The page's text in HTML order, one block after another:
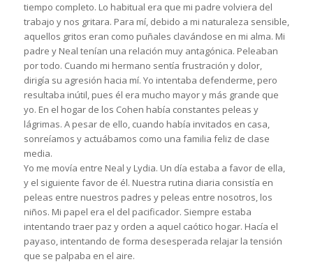
tiempo completo. Lo habitual era que mi padre volviera del
trabajo y nos gritara. Para mí, debido a mi naturaleza sensible,
aquellos gritos eran como puñales clavándose en mi alma. Mi
padre y Neal tenían una relación muy antagónica. Peleaban
por todo. Cuando mi hermano sentía frustración y dolor,
dirigía su agresión hacia mí. Yo intentaba defenderme, pero
resultaba inútil, pues él era mucho mayor y más grande que
yo. En el hogar de los Cohen había constantes peleas y
lágrimas. A pesar de ello, cuando había invitados en casa,
sonreíamos y actuábamos como una familia feliz de clase
media.
Yo me movía entre Neal y Lydia. Un día estaba a favor de ella,
y el siguiente favor de él. Nuestra rutina diaria consistía en
peleas entre nuestros padres y peleas entre nosotros, los
niños. Mi papel era el del pacificador. Siempre estaba
intentando traer paz y orden a aquel caótico hogar. Hacía el
payaso, intentando de forma desesperada relajar la tensión
que se palpaba en el aire.